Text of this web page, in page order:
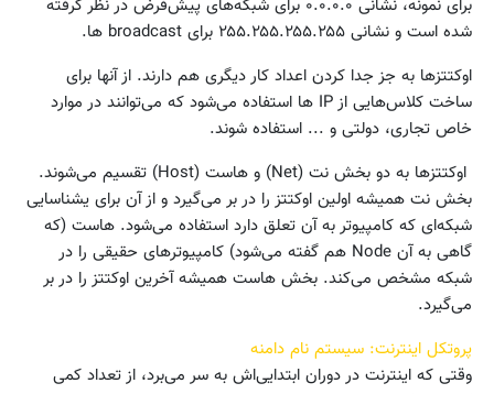
برای نمونه، نشانی ۰.۰.۰.۰ برای شبکه‌های پیش‌فرض در نظر گرفته
شده است و نشانی ۲۵۵.۲۵۵.۲۵۵.۲۵۵ برای broadcast ها.
اوکتتزها به جز جدا کردن اعداد کار دیگری هم دارند. از آنها برای
ساخت کلاس‌هایی از IP ها استفاده می‌شود که می‌توانند در موارد
خاص تجاری، دولتی و ... استفاده شوند.
اوکتتزها به دو بخش نت (Net) و هاست (Host) تقسیم می‌شوند.
بخش نت همیشه اولین اوکتتز را در بر می‌گیرد و از آن برای یشناسایی
شبکه‌ای که کامپیوتر به آن تعلق دارد استفاده می‌شود. هاست (که
گاهی به آن Node هم گفته می‌شود) کامپیوترهای حقیقی را در
شبکه مشخص می‌کند. بخش هاست همیشه آخرین اوکتتز را در بر
می‌گیرد.
پروتکل اینترنت: سیستم نام دامنه
وقتی که اینترنت در دوران ابتدایی‌اش به سر می‌برد، از تعداد کمی